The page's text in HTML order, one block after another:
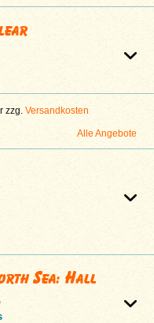
zzg. Versandkosten
Alle Angebote
Sea: Hall